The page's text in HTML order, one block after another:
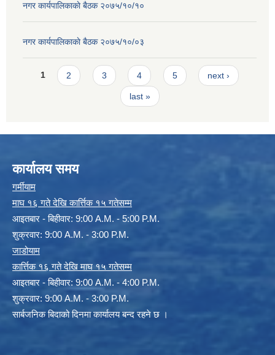
नगर कार्यपालिकाकाे बैठक २०७५/१०/१०
नगर कार्यपालिकाकाे बैठक २०७५/१०/०३
Pages
1 2 3 4 5 next ›
last »
कार्यालय समय
गर्मीयाम
माघ १६ गते देखि कार्त्तिक १५ गतेसम्म
आइतबार - बिहीवार: 9:00 A.M. - 5:00 P.M.
शुक्रवार: 9:00 A.M. - 3:00 P.M.
जाडोयाम
कार्त्तिक १६ गते देखि माघ १५ गतेसम्म
आइतबार - बिहीवार: 9:00 A.M. - 4:00 P.M.
शुक्रवार: 9:00 A.M. - 3:00 P.M.
सार्बजनिक बिदाको दिनमा कार्यालय बन्द रहने छ ।